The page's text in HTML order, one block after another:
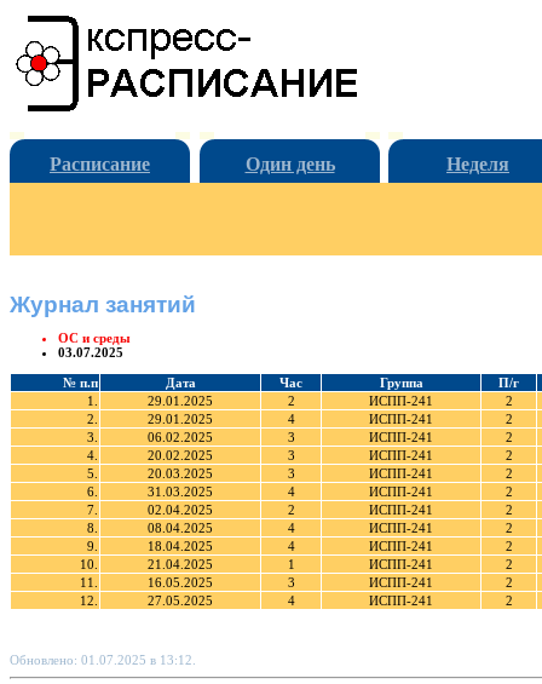
Расписание Один день Неделя
Журнал занятий
ОС и среды
03.07.2025
№ п.п Дата Час Группа
П/г
1.
29.01.2025 2 ИСПП-241
2
2.
29.01.2025 4 ИСПП-241
2
3.
06.02.2025 3 ИСПП-241
2
4.
20.02.2025 3 ИСПП-241
2
5.
20.03.2025 3 ИСПП-241
2
6.
31.03.2025 4 ИСПП-241
2
7.
02.04.2025 2 ИСПП-241
2
8.
08.04.2025 4 ИСПП-241
2
9.
18.04.2025 4 ИСПП-241
2
10.
21.04.2025 1 ИСПП-241
2
11.
16.05.2025 3 ИСПП-241
2
12.
27.05.2025 4 ИСПП-241 2
Обновлено: 01.07.2025 в 13:12.